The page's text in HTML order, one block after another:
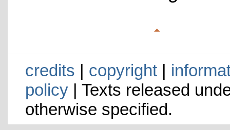
credits | copyright|
policy| Texts released
otherwise specified.